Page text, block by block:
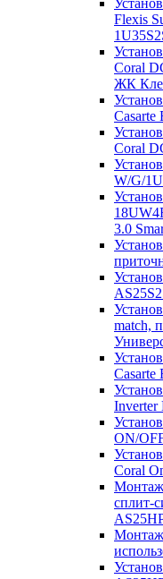
Flexis
Coral
ЖК
Casarte
Coral
W/G/
3.0
match,
Casarte
ON/
Coral
Монтаж
сплит-
Монтаж